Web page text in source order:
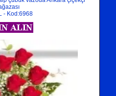
- Kod:6968